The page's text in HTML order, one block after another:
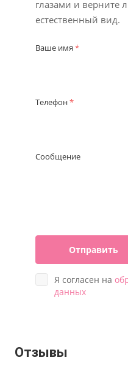
глазами и верните
естественный вид.
Ваше имя *
Телефон*
Сообщение
Я согласен на
данных
Отправить
Отзывы